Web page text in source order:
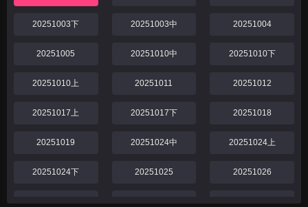
20251003下 20251003中 20251004
20251005 20251010中 20251010下
20251010上 20251011 20251012
20251017上 20251017下 20251018
20251019 20251024中 20251024上
20251024下 20251025 20251026
20251031 20251031下 20251031中